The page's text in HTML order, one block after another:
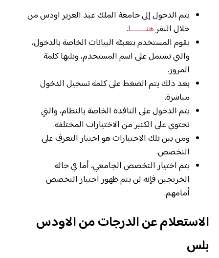
يتم الدخول إلى جامعة الملك عبد العزيز اودس من
خلال النقرهنــــــــا.
يقوم المستخدم بتعبئة البيانات الخاصة بالدخول،
والتي تشتمل على اسم المستخدم، ويليها كلمة
المرور.
بعد ذلك يتم الضغط على كلمة تسجيل الدخول
مباشرة.
يتم الدخول على النافذة الخاصة بالنظام، والتي
تحتوي على الكثير من الاختيارات المختلفة.
ومن بين تلك الاختيارات هو اختيار التعرف على
التخصص.
يتم اختيار التخصص الجامعي، أما في حالة
الخريجين فإنه لن يتم ظهور اختيار التخصص
أمامهم.
الاستعلام عن الدرجات من الاودس
بلس